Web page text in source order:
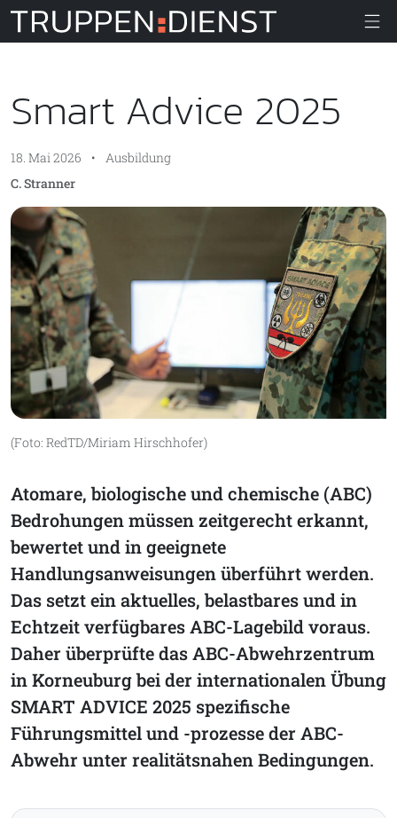
Truppendienst
Smart Advice 2025
18. Mai 2026 •
Ausbildung
C. Stranner
(Foto: RedTD/Miriam Hirschhofer)
Atomare, biologische und chemische (ABC)
Bedrohungen müssen zeitgerecht erkannt,
bewertet und in geeignete
Handlungsanweisungen überführt werden.
Das setzt ein aktuelles, belastbares und in
Echtzeit verfügbares ABC-Lagebild voraus.
Daher überprüfte das ABC-Abwehrzentrum
in Korneuburg bei der internationalen Übung
SMART ADVICE 2025 spezifische
Führungsmittel und -prozesse der ABC-
Abwehr unter realitätsnahen Bedingungen.